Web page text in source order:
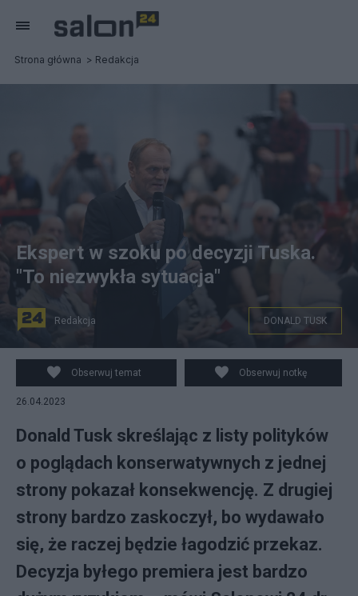
Strona główna Redakcja
Donald Tusk podczas spotkania z potencjalnymi
wyborcami. Fot. PAP/Darek Delmanowicz
Ekspert w szoku po decyzji Tuska.
"To niezwykła sytuacja"
Redakcja DONALD TUSK
Obserwuj temat Obserwuj notkę
26.04.2023
Donald Tusk skreślając z listy polityków
o poglądach konserwatywnych z jednej
strony pokazał konsekwencję. Z drugiej
strony bardzo zaskoczył, bo wydawało
się, że raczej będzie łagodzić przekaz.
Decyzja byłego premiera jest bardzo